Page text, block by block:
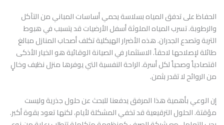
الحفاظ على تدفق المياه بسلاسة يحمي أساسات المباني من التآكل
والرطوبة. تسرب المياه الملوثة أسفل الأرضيات قد يتسبب في هبوط
التربة وتصدع الجدران. هذه الأضرار الهيكلية تكلف أصحاب المنازل مبالغ
طائلة لإصلاحها لاحقاً. الاستثمار في الصيانة الوقائية هو الخيار الأذكى
اقتصادياً وصحياً لكل أسرة. الراحة النفسية التي يوفرها منزل نظيف وخالٍ
من الروائح لا تقدر بثمن.
إن الوعي بأهمية هذا المرفق يدفعنا للبحث عن حلول جذرية وليست
مؤقتة. الحلول الترقيعية قد تخفي المشكلة لأيام، لكنها تعود بقوة أكبر.